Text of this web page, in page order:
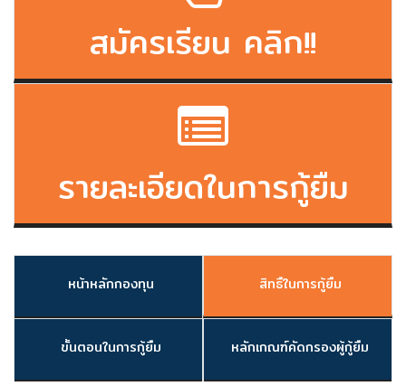
สมัครเรียน คลิก!!
รายละเอียดในการกู้ยืม
หน้าหลักกองทุน สิทธืในการกู้ยืม
ขั้นตอนในการกู้ยืม หลักเกณฑ์คัดกรองผู้กู้ยืม